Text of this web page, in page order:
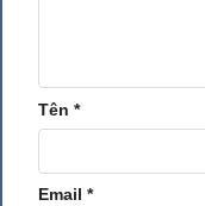
Giá cả
Phương thức thanh
Tên *
Email *